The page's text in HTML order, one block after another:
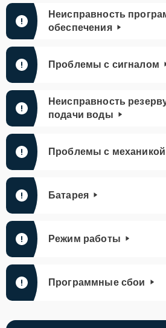
Неисправность
обеспечения
Проблемы с сигналом
Неисправность
подачи воды
Проблемы с механикой
Батарея
Режим работы
Программные сбои